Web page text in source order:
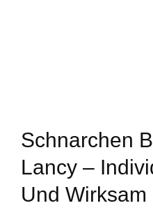
Schnarchen
Lancy –
Und Wirksam